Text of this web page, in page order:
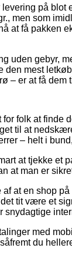
på
men som
at få pakken
uden gebyr,
den mest
– er at få dem
folk at
til at
– helt i
at tjekke et
at man er
at en shop
tit være et
med
du